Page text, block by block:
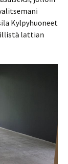
Kylpyhuoneet
lattian